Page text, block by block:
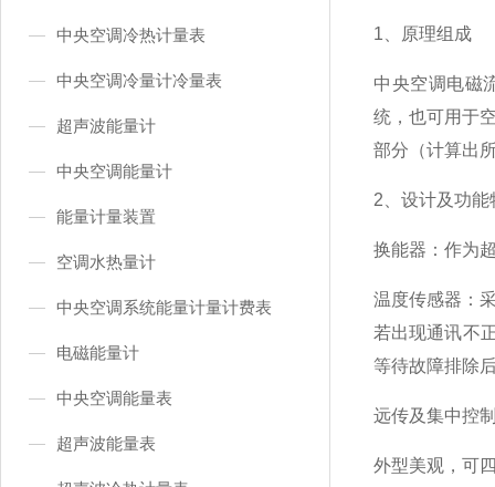
中央空调冷热计量表
中央空调冷量计冷量表
超声波能量计
中央空调能量计
能量计量装置
空调水热量计
中央空调系统能量计量计费表
电磁能量计
中央空调能量表
超声波能量表
1、原理组成
中央空调电磁
统，也可用于
部分（计算出
2、设计及功能
换能器：作为
温度传感器：
若出现通讯不
等待故障排除
远传及集中控
外型美观，可